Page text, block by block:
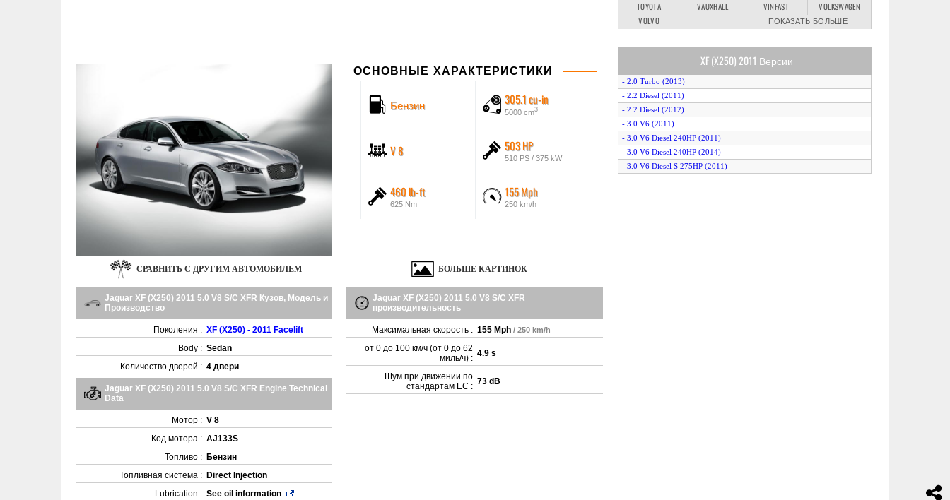
ОСНОВНЫЕ ХАРАКТЕРИСТИКИ
Бензин 305.1 cu-in
5000 cm3
V 8 503 HP
510 PS / 375 kW
460 lb-ft
625 Nm
155 Mph
250 km/h
СРАВНИТЬ С ДРУГИМ АВТОМОБИЛЕМ БОЛЬШЕ КАРТИНОК
Jaguar XF (X250) 2011 5.0 V8 S/C XFR Кузов, Модель и
Производство
Поколения : XF (X250) - 2011 Facelift
Body : Sedan
Количество дверей : 4 двери
Jaguar XF (X250) 2011 5.0 V8 S/C XFR Engine Technical
Data
Мотор : V 8
Код мотора : AJ133S
Топливо : Бензин
Топливная система : Direct Injection
Lubrication : See oil information
Jaguar XF (X250) 2011 5.0 V8 S/C XFR
производительность
Максимальная скорость : 155 Mph / 250 km/h
от 0 до 100 км/ч (от 0 до 62
миль/ч) : 4.9 s
Шум при движении по
стандартам ЕС : 73 dB
TOYOTA
VAUXHALL VINFAST
VOLKSWAGEN
VOLVO
ПОКАЗАТЬ БОЛЬШЕ
XF (X250) 2011 Версии
- 2.0 Turbo (2013)
- 2.2 Diesel (2011)
- 2.2 Diesel (2012)
- 3.0 V6 (2011)
- 3.0 V6 Diesel 240HP (2011)
- 3.0 V6 Diesel 240HP (2014)
- 3.0 V6 Diesel S 275HP (2011)